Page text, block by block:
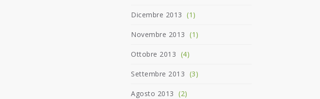
Dicembre 2013 (1)
Novembre 2013 (1)
Ottobre 2013 (4)
Settembre 2013 (3)
Agosto 2013 (2)